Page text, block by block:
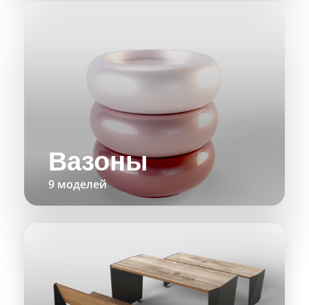
Вазоны
9 моделей